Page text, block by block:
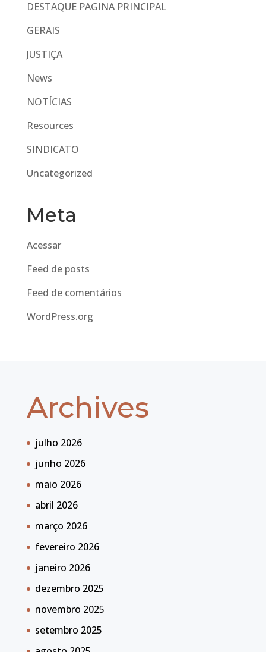
DESTAQUE PAGINA PRINCIPAL
GERAIS
JUSTIÇA
News
NOTÍCIAS
Resources
SINDICATO
Uncategorized
Meta
Acessar
Feed de posts
Feed de comentários
WordPress.org
Archives
julho 2026
junho 2026
maio 2026
abril 2026
março 2026
fevereiro 2026
janeiro 2026
dezembro 2025
novembro 2025
setembro 2025